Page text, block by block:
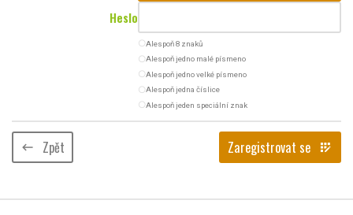
Heslo
radio_button_uncheckedAlespoň 8 znaků
radio_button_uncheckedAlespoň jedno malé písmeno
radio_button_uncheckedAlespoň jedno velké písmeno
radio_button_uncheckedAlespoň jedna číslice
radio_button_uncheckedAlespoň jeden speciální znak
keyboard_backspace Zpět Zaregistrovat se app_registration